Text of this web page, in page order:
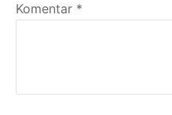
Komentar *